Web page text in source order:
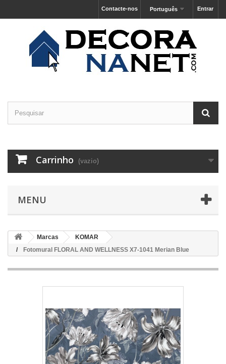
Entrar
Português
Contacte-nos
Carrinho (vazio)
MENU
Marcas
KOMAR
Fotomural FLORAL AND WELLNESS X7-1041 Merian Blue